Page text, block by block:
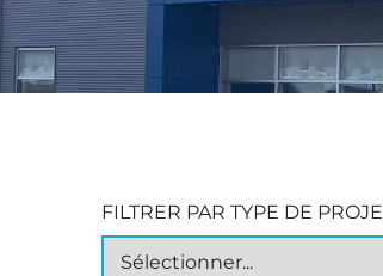
FILTRER PAR TYPE DE